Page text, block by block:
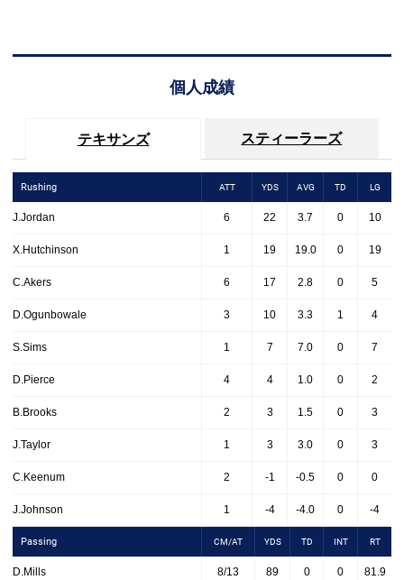
個人成績
テキサンズ スティーラーズ
Rushing ATT YDS AVG TD LG
J.Jordan 6 22 3.7 0 10
X.Hutchinson 1 19 19.0 0 19
C.Akers 6 17 2.8 0 5
D.Ogunbowale 3 10 3.3 1 4
S.Sims 1 7 7.0 0 7
D.Pierce 4 4 1.0 0 2
B.Brooks 2 3 1.5 0 3
J.Taylor 1 3 3.0 0 3
C.Keenum 2 -1 -0.5 0 0
J.Johnson 1 -4 -4.0 0 -4
Passing CM/AT YDS TD INT RT
D.Mills 8/13 89 0 0 81.9